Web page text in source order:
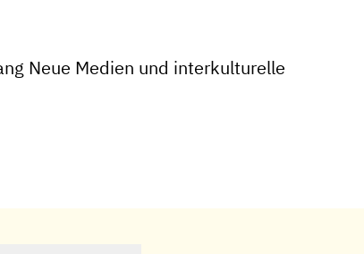
Neue Medien und interkulturelle